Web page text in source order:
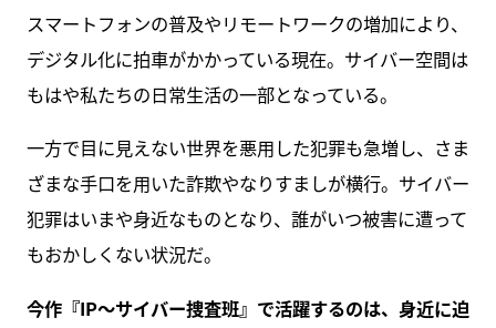
スマートフォンの普及やリモートワークの増加により、
デジタル化に拍車がかかっている現在。サイバー空間は
もはや私たちの日常生活の一部となっている。
一方で目に見えない世界を悪用した犯罪も急増し、さま
ざまな手口を用いた詐欺やなりすましが横行。サイバー
犯罪はいまや身近なものとなり、誰がいつ被害に遭って
もおかしくない状況だ。
今作『IP～サイバー捜査班』で活躍するのは、身近に迫